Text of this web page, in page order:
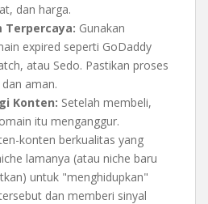
dan harga.
Terpercaya: Gunakan
expired seperti GoDaddy
atau Sedo. Pastikan proses
aman.
Konten: Setelah membeli,
itu menganggur.
konten berkualitas yang
lamanya (atau niche baru
untuk "menghidupkan"
dan memberi sinyal